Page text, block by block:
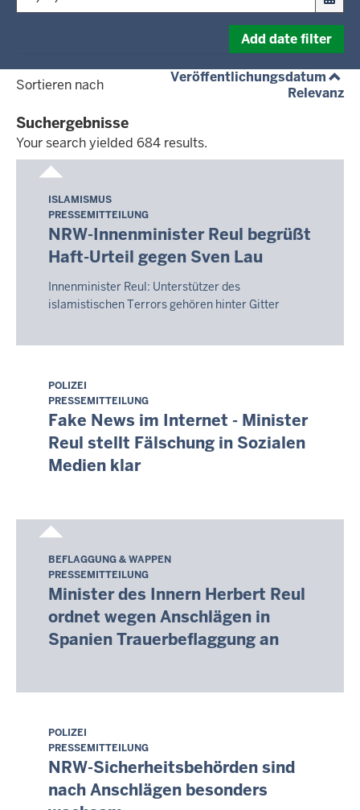
format:
format:
Add date filter
Sortieren nach Veröffentlichungsdatum
Relevanz
Suchergebnisse
Your search yielded 684 results.
Your
yielded
results.
Freitag,
7.
August
2026
-
20:09
ISLAMISMUS
PRESSEMITTEILUNG
NRW-Innenminister Reul begrüßt
Haft-Urteil gegen Sven Lau
Innenminister Reul: Unterstützer des
islamistischen Terrors gehören hinter Gitter
Freitag,
7.
August
2026
-
POLIZEI
PRESSEMITTEILUNG
Fake News im Internet - Minister
Reul stellt Fälschung in Sozialen
Medien klar
Freitag,
7.
August
2026
-
BEFLAGGUNG & WAPPEN
PRESSEMITTEILUNG
Minister des Innern Herbert Reul
ordnet wegen Anschlägen in
Spanien Trauerbeflaggung an
Freitag,
7.
August
2026
POLIZEI
PRESSEMITTEILUNG
NRW-Sicherheitsbehörden sind
nach Anschlägen besonders